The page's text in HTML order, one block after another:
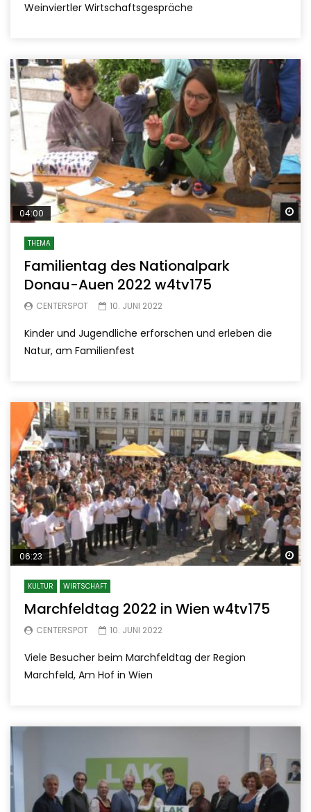
Weinviertler Wirtschaftsgespräche
04:00
THEMA
Familientag des Nationalpark
Donau-Auen 2022 w4tv175
CENTERSPOT 10. JUNI 2022
Kinder und Jugendliche erforschen und erleben die
Natur, am Familienfest
06:23
KULTUR WIRTSCHAFT
Marchfeldtag 2022 in Wien w4tv175
CENTERSPOT 10. JUNI 2022
Viele Besucher beim Marchfeldtag der Region
Marchfeld, Am Hof in Wien